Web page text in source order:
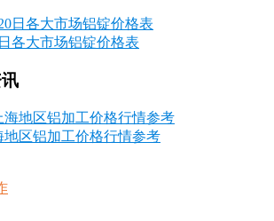
各大市场铝锭价格表
地区铝加工价格行情参考